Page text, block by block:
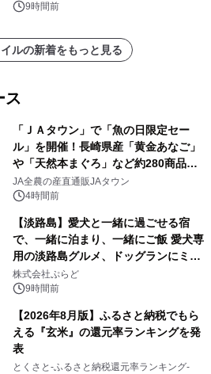
スの2施設で
9時間前
ルの新着をもっと見る
ス
「ＪＡタウン」で「魚の日限定セー
ル」を開催！長崎県産「黄金あなご」
や「天然本まぐろ」など約280商品を
販売！～毎月１０日の定例企画～
JA全農の産直通販JAタウン
4時間前
【淡路島】愛犬と一緒に過ごせる宿
で、一緒に泊まり、一緒にご飯 愛犬専
用の淡路島グルメ、ドッグランにミニ
プール グランピングとトレーラーハウ
スの2施設で
株式会社ぷらど
9時間前
【2026年8月版】ふるさと納税でもら
える『玄米』の還元率ランキングを発
表
とくさと-ふるさと納税還元率ランキング-